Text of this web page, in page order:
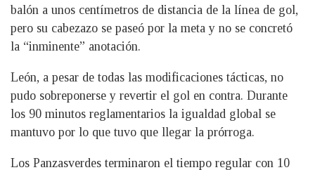
balón a unos centímetros de distancia de la línea de gol,
pero su cabezazo se paseó por la meta y no se concretó
la “inminente” anotación.
León, a pesar de todas las modificaciones tácticas, no
pudo sobreponerse y revertir el gol en contra. Durante
los 90 minutos reglamentarios la igualdad global se
mantuvo por lo que tuvo que llegar la prórroga.
Los Panzasverdes terminaron el tiempo regular con 10